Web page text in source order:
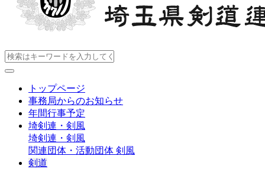
トップページ
事務局からのお知らせ
年間行事予定
埼剣連・剣風
埼剣連・剣風
関連団体・活動団体 剣風
剣道